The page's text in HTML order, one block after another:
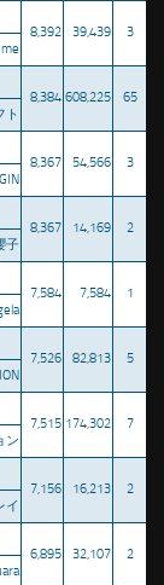
8,392
39,439
3
8,384 608,225
65
ト
8,367
54,566
3
8,367
14,169
2
子
7,584
7,584
1
7,526
82,813
5
7,515 174,302
7
ン
7,156
16,213
2
イ
6,895
32,107
2